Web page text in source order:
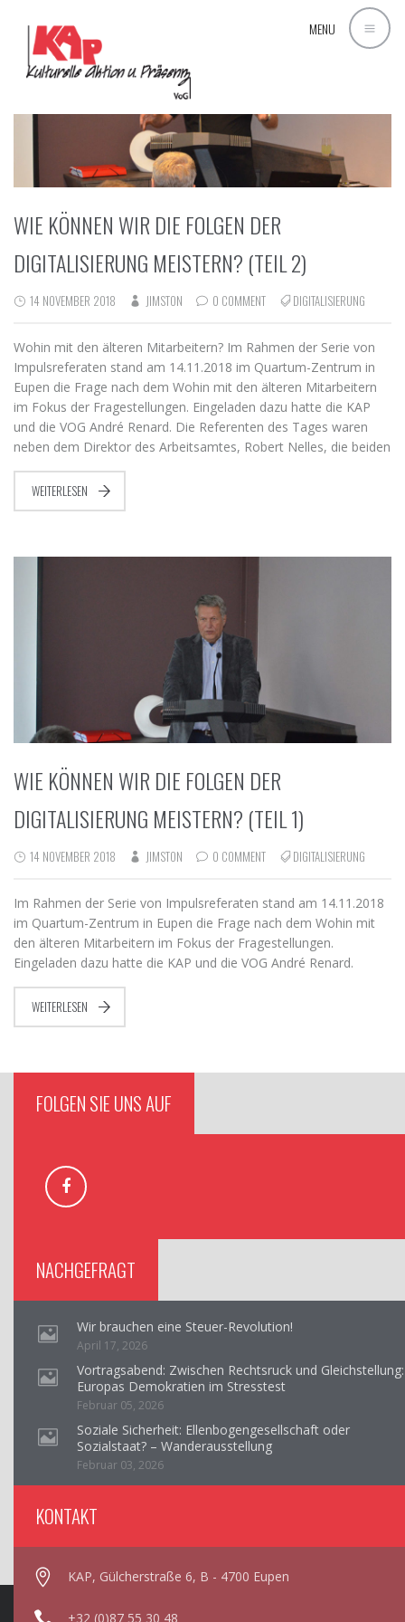
MENU
WIE KÖNNEN WIR DIE FOLGEN DER
DIGITALISIERUNG MEISTERN? (TEIL 2)
14 NOVEMBER 2018 JIMSTON 0 COMMENT DIGITALISIERUNG
Wohin mit den älteren Mitarbeitern? Im Rahmen der Serie von
Impulsreferaten stand am 14.11.2018 im Quartum-Zentrum in
Eupen die Frage nach dem Wohin mit den älteren Mitarbeitern
im Fokus der Fragestellungen. Eingeladen dazu hatte die KAP
und die VOG André Renard. Die Referenten des Tages waren
neben dem Direktor des Arbeitsamtes, Robert Nelles, die beiden
WEITERLESEN
WIE KÖNNEN WIR DIE FOLGEN DER
DIGITALISIERUNG MEISTERN? (TEIL 1)
14 NOVEMBER 2018 JIMSTON 0 COMMENT DIGITALISIERUNG
Im Rahmen der Serie von Impulsreferaten stand am 14.11.2018
im Quartum-Zentrum in Eupen die Frage nach dem Wohin mit
den älteren Mitarbeitern im Fokus der Fragestellungen.
Eingeladen dazu hatte die KAP und die VOG André Renard.
WEITERLESEN
FOLGEN SIE UNS AUF
NACHGEFRAGT
Wir brauchen eine Steuer-Revolution!
April 17, 2026
Vortragsabend: Zwischen Rechtsruck und Gleichstellung:
Europas Demokratien im Stresstest
Februar 05, 2026
Soziale Sicherheit: Ellenbogengesellschaft oder
Sozialstaat? – Wanderausstellung
Februar 03, 2026
KONTAKT
KAP, Gülcherstraße 6, B - 4700 Eupen
+32 (0)87 55 30 48